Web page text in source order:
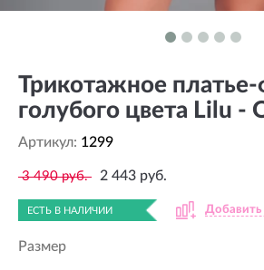
Трикотажное платье-
голубого цвета Lilu -
Артикул: 1299
3 490 руб. 2 443 руб.
ЕСТЬ В НАЛИЧИИ Добавить
Размер